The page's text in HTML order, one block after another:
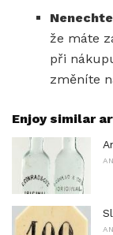
že máte
při
změníte
Enjoy similar